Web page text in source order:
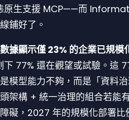
原生支援 MCP——而
鋪好了。
據顯示僅 23% 的企業已規模
下 77% 還在觀望或試驗。這
模型能力不夠，而是「資料
架構 + 統一治理的組合若能
礙，2027 年的規模化部署比